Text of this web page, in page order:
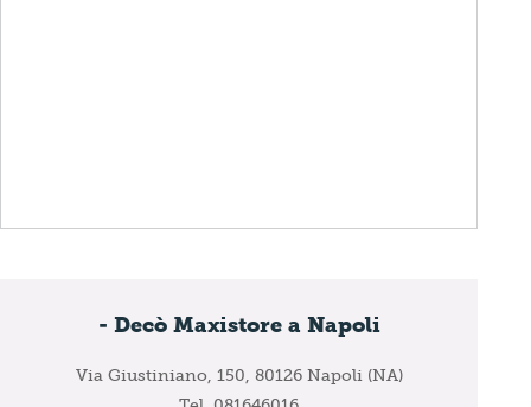
- Decò Maxistore a Napoli
Via Giustiniano, 150, 80126 Napoli (NA)